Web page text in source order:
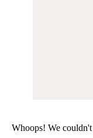
Whoops! We couldn't